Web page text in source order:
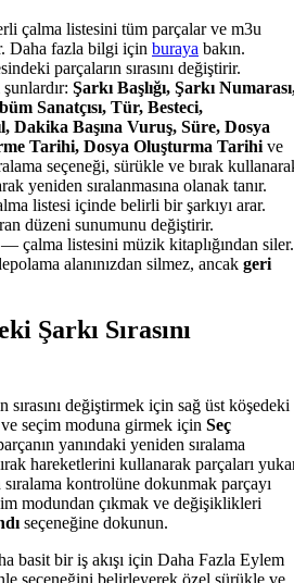
çalma listesini tüm parçalar ve m3u
Daha fazla bilgi için buraya bakın.
parçaların sırasını değiştirir.
Şarkı Başlığı, Şarkı
Sanatçısı, Tür, Besteci,
Dakika Başına Vuruş, Süre, Dosya
Tarihi, Dosya Oluşturma Tarihi ve
seçeneği, sürükle ve bırak
yeniden sıralanmasına olanak tanır.
listesi içinde belirli bir şarkıyı arar.
düzeni sunumunu değiştirir.
— çalma listesini müzik kitaplığından siler.
alanınızdan silmez, ancak geri
Şarkı Sırasını
sırasını değiştirmek için sağ üst köşedeki
seçim moduna girmek için Seç
yanındaki yeniden sıralama
hareketlerini kullanarak parçaları
sıralama kontrolüne dokunmak parçayı
modundan çıkmak ve değişiklikleri
seçeneğine dokunun.
basit bir iş akışı için Daha Fazla Eylem
seçeneğini belirleyerek özel sürükle ve